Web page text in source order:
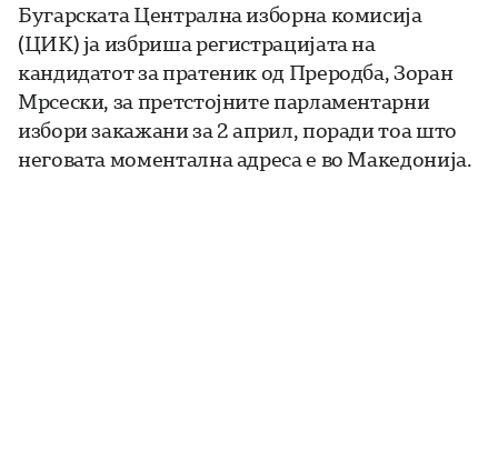
Бугарската Централна изборна комисија
(ЦИК) ја избриша регистрацијата на
кандидатот за пратеник од Преродба, Зоран
Мрсески, за претстојните парламентарни
избори закажани за 2 април, поради тоа што
неговата моментална адреса е во Македонија.